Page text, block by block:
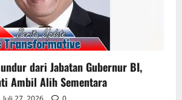
dari Jabatan Gubernur BI,
Ambil Alih Sementara